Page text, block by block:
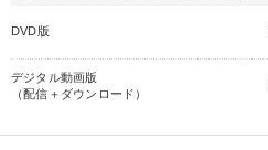
DVD版
デジタル動画版
（配信＋ダウンロード）